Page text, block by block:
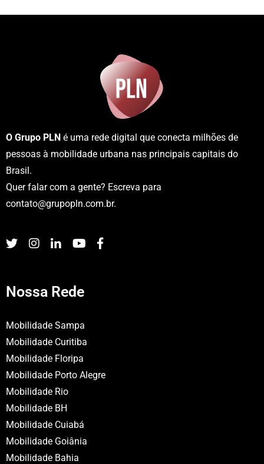
O Grupo PLN é uma rede digital que conecta milhões de
pessoas à mobilidade urbana nas principais capitais do
Brasil.
Quer falar com a gente? Escreva para
contato@grupopln.com.br.
Nossa Rede
Mobilidade Sampa
Mobilidade Curitiba
Mobilidade Floripa
Mobilidade Porto Alegre
Mobilidade Rio
Mobilidade BH
Mobilidade Cuiabá
Mobilidade Goiânia
Mobilidade Bahia